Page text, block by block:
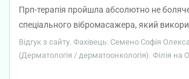
Прп-терапія пройшла абсолютно не
спеціального вібромасажера, який
Олександрівна:) Дуже боялася ін‘єкцій у
якийсь момент навіть отримала
Відгук з сайту. Фахівець: Семено Софія
(Дерматологія / дерматоонкологія). Філія на